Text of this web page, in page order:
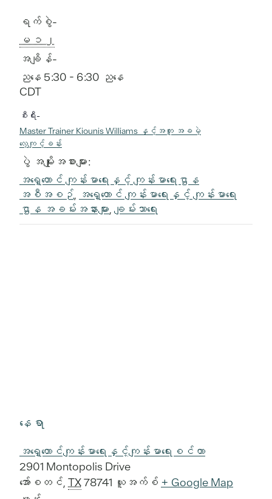
ရက်စွဲ-
ေမ ၁၂
အချိန်-
ညနေ 5:30 - 6:30 ညနေ
CDT
စီးရီး-
Master Trainer Kiounis Williams နှင့်အတူ အခမဲ့
လေ့ကျင့်ခန်း
ပွဲ အမျိုးအစားများ:
အရှေ့တောင် ကျန်းမာရေးနှင့် ကျန်းမာရေးဌာန
အစီအစဉ်, အရှေ့တောင် ကျန်းမာရေးနှင့် ကျန်းမာရေး
ဌာန အခမ်းအနားများ, ချမ်းသာရေး
နေရာ
အရှေ့တောင်ကျန်းမာရေးနှင့်ကျန်းမာရေးစင်တာ
2901 Montopolis Drive
အော်စတင်, TX78741 ယူအက်စ် + Google Map